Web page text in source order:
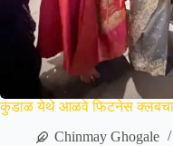
कुडाळ येथे आळवे फिटनेस क्लबचा
Chinmay Ghogale